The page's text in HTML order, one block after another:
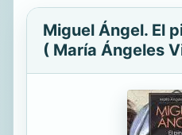
Miguel Ángel. El
( María Ángeles